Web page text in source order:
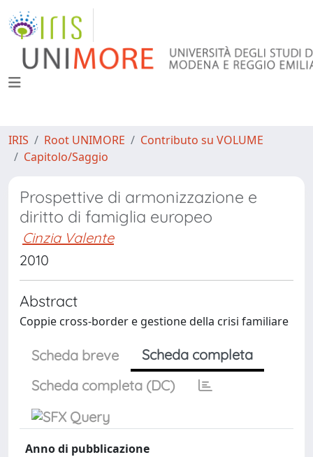
IRIS Root UNIMORE
Contributo su VOLUME
Capitolo/Saggio
Prospettive di armonizzazione e
diritto di famiglia europeo
Cinzia Valente
2010
Abstract
Coppie cross-border e gestione della crisi familiare
Scheda breve
Scheda completa
Scheda completa (DC)
Anno di pubblicazione